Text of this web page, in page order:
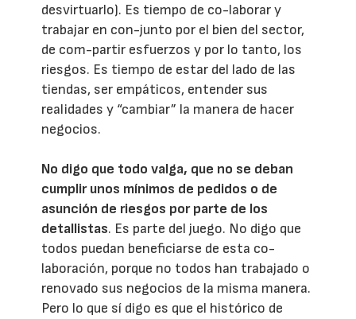
desvirtuarlo). Es tiempo de co-laborar y
trabajar en con-junto por el bien del sector,
de com-partir esfuerzos y por lo tanto, los
riesgos. Es tiempo de estar del lado de las
tiendas, ser empáticos, entender sus
realidades y “cambiar” la manera de hacer
negocios.
No digo que todo valga, que no se deban
cumplir unos mínimos de pedidos o de
asunción de riesgos por parte de los
detallistas. Es parte del juego. No digo que
todos puedan beneficiarse de esta co-
laboración, porque no todos han trabajado o
renovado sus negocios de la misma manera.
Pero lo que sí digo es que el histórico de